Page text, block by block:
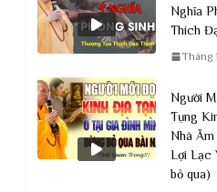
Nghĩa
Thích
Tháng
Người
Tụng
Nhà Âm
Lợi Lạc
bỏ qua)